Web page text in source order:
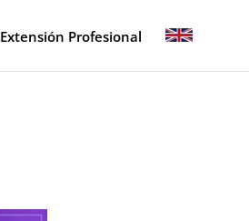
Extensión Profesional